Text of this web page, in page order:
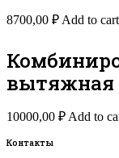
8700,00 ₽ Add to cart
вытяжная
10000,00 ₽ Add to
Контакты